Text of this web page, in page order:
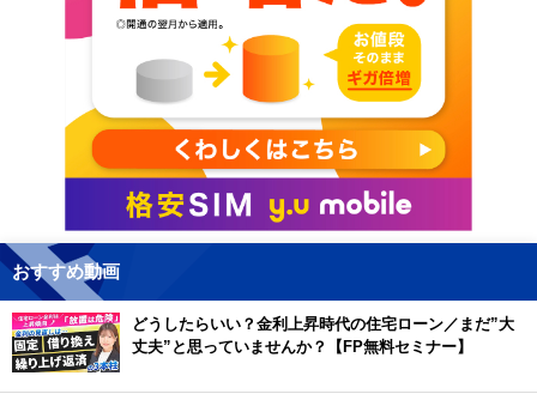
おすすめ動画
どうしたらいい？金利上昇時代の住宅ローン／まだ”大
丈夫”と思っていませんか？【FP無料セミナー】